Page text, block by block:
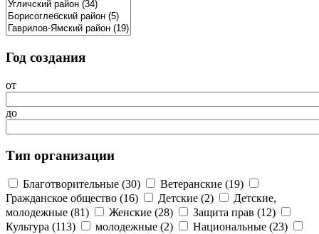
Год создания
от
до
Тип организации
Благотворительные (30)
Ветеранские (19)
Гражданское общество (16)
Детские (2)
Детские,
молодежные (81)
Женские (28)
Защита прав (12)
Культура (113)
молодежные (2)
Национальные (23)